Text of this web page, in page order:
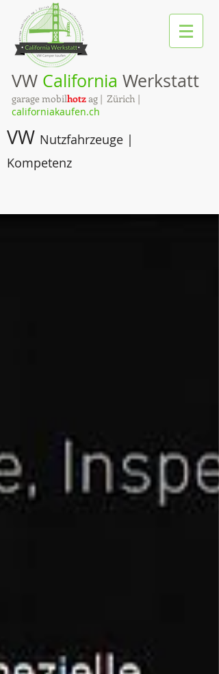
VW California Werkstatt
garage mobilhotzag | Zürich |
californiakaufen.ch
VW Nutzfahrzeuge |
Kompetenz